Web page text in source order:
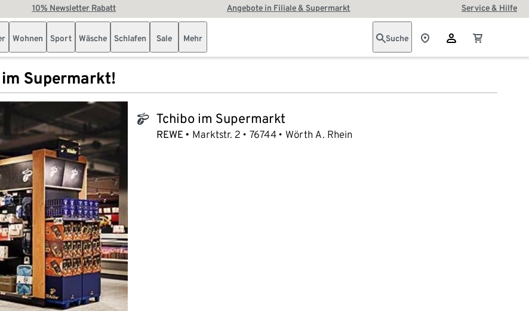
10% Newsletter Rabatt Angebote in Filiale & Supermarkt Service & Hilfe
Wohnen Sport Wäsche Schlafen Sale Mehr Suche
Supermarkt!
tchibo_logo Tchibo im Supermarkt
REWE Marktstr. 2 76744 Wörth A. Rhein